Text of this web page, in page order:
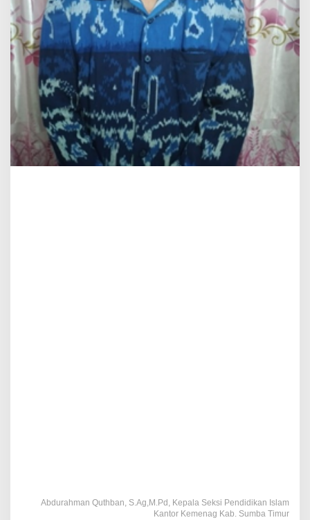
Abdurahman Quthban, S.Ag,M.Pd, Kepala Seksi Pendidikan Islam
Kantor Kemenag Kab. Sumba Timur